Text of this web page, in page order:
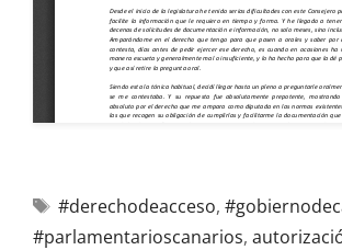
#derechodeacceso,
#parlamentarioscanarios,